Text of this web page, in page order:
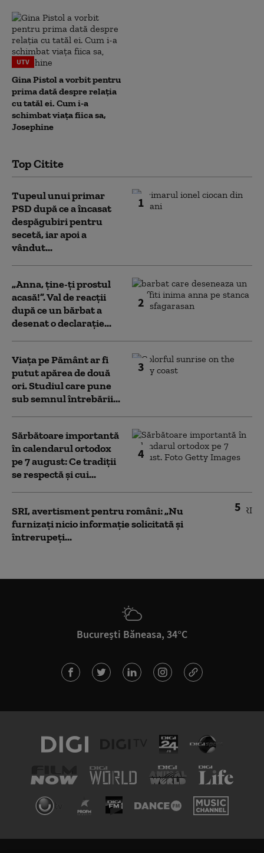
UTV
Gina Pistol a vorbit pentru
prima dată despre relația
cu tatăl ei. Cum i-a
schimbat viața fiica sa,
Josephine
Top Citite
1
Tupeul unui primar
PSD după ce a încasat
despăgubiri pentru
secetă, iar apoi a
vândut...
2
„Anna, ţine-ţi prostul
acasă!”. Val de reacții
după ce un bărbat a
desenat o declarație...
3
Viața pe Pământ ar fi
putut apărea de două
ori. Studiul care pune
sub semnul întrebării...
4
Sărbătoare importantă
în calendarul ortodox
pe 7 august: Ce tradiții
se respectă și cui...
5
SRI, avertisment pentru români: „Nu
furnizați nicio informație solicitată și
întrerupeți...
București Băneasa, 34°C